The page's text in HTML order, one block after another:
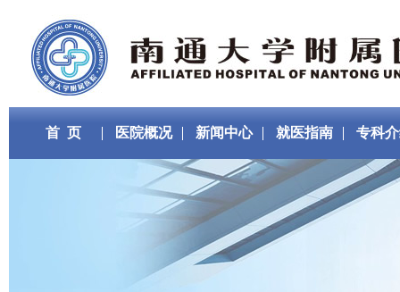
首 页 医院概况 新闻中心 就医指南 专科